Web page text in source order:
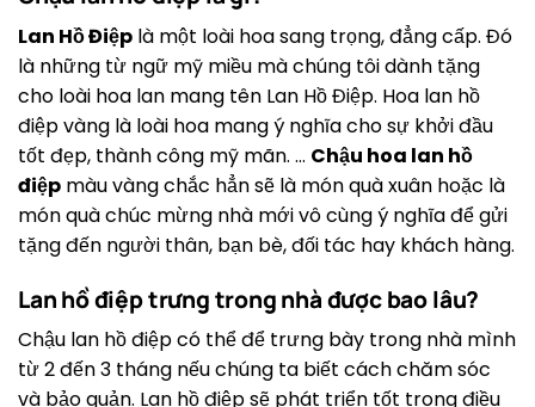
Lan Hồ Điệp là một loài hoa sang trọng, đẳng cấp. Đó
là những từ ngữ mỹ miều mà chúng tôi dành tặng
cho loài hoa lan mang tên Lan Hồ Điệp. Hoa lan hồ
điệp vàng là loài hoa mang ý nghĩa cho sự khởi đầu
tốt đẹp, thành công mỹ mãn. … Chậu hoa lan hồ
điệp màu vàng chắc hẳn sẽ là món quà xuân hoặc là
món quà chúc mừng nhà mới vô cùng ý nghĩa để gửi
tặng đến người thân, bạn bè, đối tác hay khách hàng.
Lan hồ điệp trưng trong nhà được bao lâu?
Chậu lan hồ điệp có thể để trưng bày trong nhà mình
từ 2 đến 3 tháng nếu chúng ta biết cách chăm sóc
và bảo quản. Lan hồ điệp sẽ phát triển tốt trong điều